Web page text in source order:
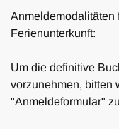
Anmeldemodalitäten
Ferienunterkunft:
Um die definitive
vorzunehmen, bitten
"Anmeldeformular"